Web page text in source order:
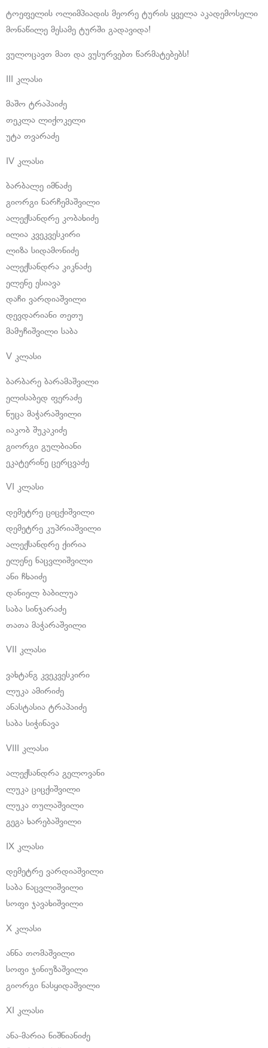
ტოეფელის ოლიმპიადის მეორე ტურის ყველა აკადემოსელი
მონაწილე მესამე ტურში გადავიდა!
ვულოცავთ მათ და ვუსურვებთ წარმატებებს!
III კლასი
მაშო ტრაპაიძე
თეკლა ლიქოკელი
უტა თვარაძე
IV კლასი
ბარბალე იმნაძე
გიორგი ნარჩემაშვილი
ალექსანდრე კობახიძე
ილია კვეკვესკირი
ლიზა სიდამონიძე
ალექსანდრა კიკნაძე
ელენე ესიავა
დაჩი ვარდიაშვილი
დევდარიანი თეთუ
მამუჩიშვილი საბა
V კლასი
ბარბარე ბარამაშვილი
ელისაბედ ფერაძე
ნუცა მაჭარაშვილი
იაკობ შუკაკიძე
გიორგი გულბიანი
ეკატერინე ცერცვაძე
VI კლასი
დემეტრე ციცქიშვილი
დემეტრე კუპრიაშვილი
ალექსანდრე ქირია
ელენე ნაცვლიშვილი
ანი ჩხაიძე
დანიელ ბაბილუა
საბა სინჯარაძე
თათა მაჭარაშვილი
VII კლასი
ვახტანგ კვეკვესკირი
ლუკა ამირიძე
ანასტასია ტრაპაიძე
საბა სიჭინავა
VIII კლასი
ალექსანდრა გელოვანი
ლუკა ციცქიშვილი
ლუკა თულაშვილი
გეგა ხარებაშვილი
IX კლასი
დემეტრე ვარდიაშვილი
საბა ნაცვლიშვილი
სოფი ჯავახიშვილი
X კლასი
ანნა თომაშვილი
სოფი ჯინიუზაშვილი
გიორგი ნასყიდაშვილი
XI კლასი
ანა-მარია ნიშნიანიძე